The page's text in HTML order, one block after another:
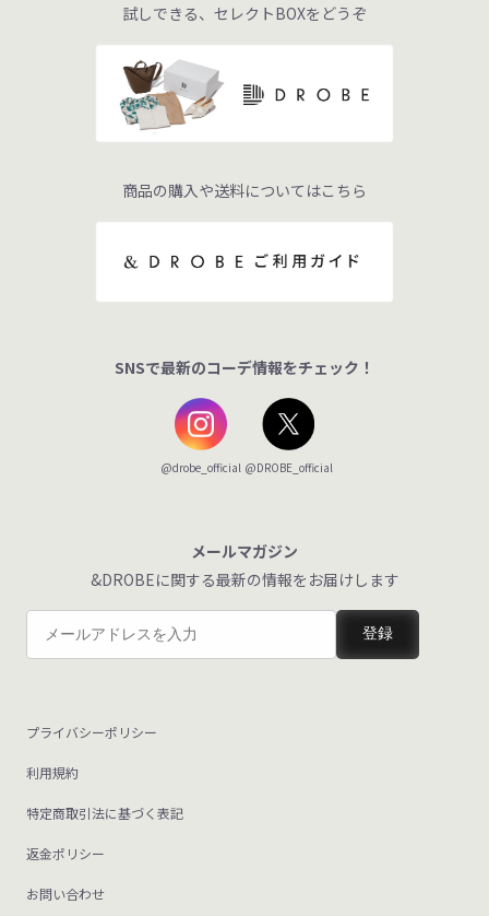
試しできる、セレクトBOXをどうぞ
商品の購入や送料についてはこちら
SNSで最新のコーデ情報をチェック！
@drobe_official @DROBE_official
メールマガジン
&DROBEに関する最新の情報をお届けします
登録
プライバシーポリシー
利用規約
特定商取引法に基づく表記
返金ポリシー
お問い合わせ